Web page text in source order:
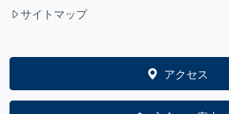
サイトマップ
アクセス